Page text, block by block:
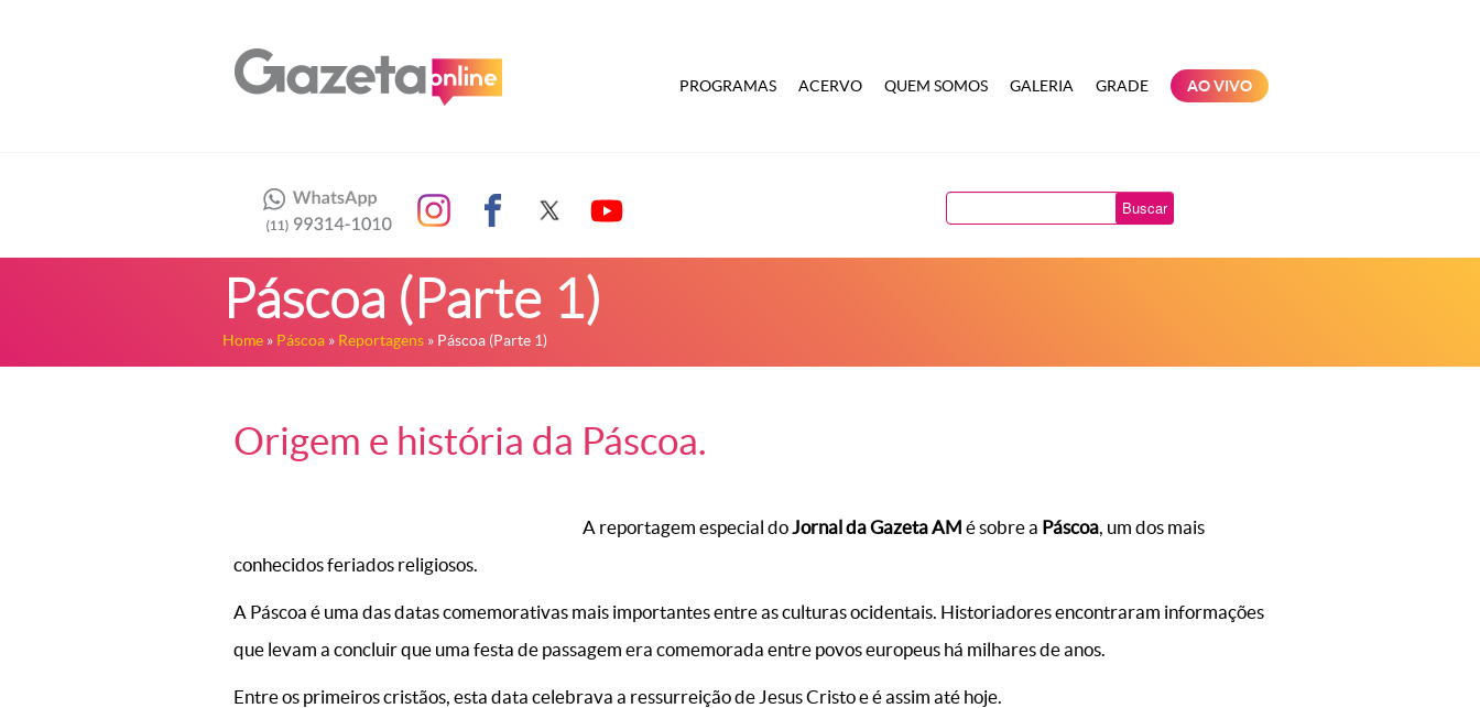
PROGRAMAS ACERVO QUEM SOMOS GALERIA GRADE AO VIVO
Buscar
Páscoa (Parte 1)
Home » Páscoa » Reportagens » Páscoa (Parte 1)
Origem e história da Páscoa.
A reportagem especial doJornal da Gazeta AM é sobre a Páscoa, um dos mais
conhecidos feriados religiosos.
A Páscoa é uma das datas comemorativas mais importantes entre as culturas ocidentais. Historiadores encontraram informações
que levam a concluir que uma festa de passagem era comemorada entre povos europeus há milhares de anos.
Entre os primeiros cristãos, esta data celebrava a ressurreição de Jesus Cristo e é assim até hoje.